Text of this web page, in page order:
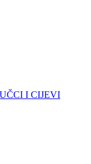
I CIJEVI